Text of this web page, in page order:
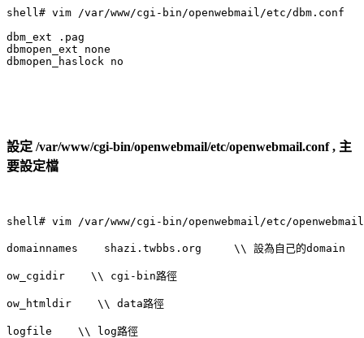
shell# vim /var/www/cgi-bin/openwebmail/etc/dbm.conf
dbm_ext .pag
dbmopen_ext none
dbmopen_haslock no
設定 /var/www/cgi-bin/openwebmail/etc/openwebmail.conf , 主
要設定檔
shell# vim /var/www/cgi-bin/openwebmail/etc/
domainnames    shazi.twbbs.org     \\ 設為自己的domain
ow_cgidir    \\ cgi-bin路徑
ow_htmldir    \\ data路徑
logfile    \\ log路徑